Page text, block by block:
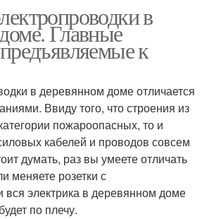
в
Главные
к
в деревянном доме отличается
Ввиду того, что строения из
пожароопасных, то и
кабелей и проводов совсем
думать, раз вы умеете отличать
меняете розетки с
вся электрика в деревянном доме
по плечу.